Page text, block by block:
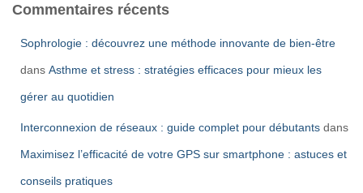
Commentaires récents
Sophrologie : découvrez une méthode innovante de bien-être
dans Asthme et stress : stratégies efficaces pour mieux les
gérer au quotidien
Interconnexion de réseaux : guide complet pour débutants dans
Maximisez l’efficacité de votre GPS sur smartphone : astuces et
conseils pratiques